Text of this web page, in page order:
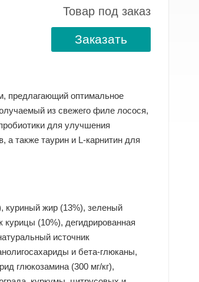
Товар под заказ
Заказать
предлагающий оптимальное
из свежего филе лосося,
для улучшения
также таурин и L-карнитин для
куриный жир (13%), зеленый
(10%), дегидрированная
источник
и бета-глюканы,
глюкозамина (300 мг/кг),